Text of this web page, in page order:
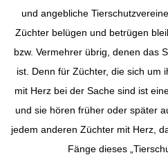
und angebliche
Züchter belügen und betrügen
bzw. Vermehrer übrig, denen das
ist. Denn für Züchter, die sich um
mit Herz bei der Sache sind ist
und sie hören früher oder später
jedem anderen Züchter mit Herz,
Fänge dieses